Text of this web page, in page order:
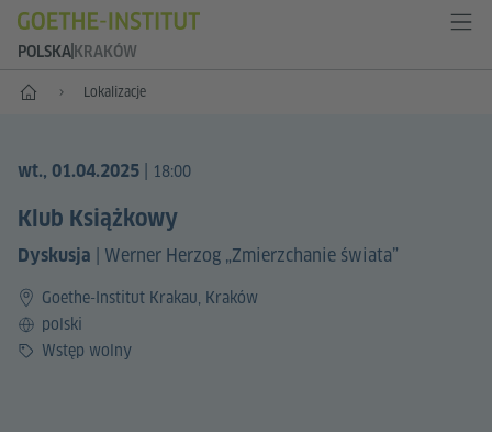
POLSKA KRAKÓW
Start Lokalizacje
wt., 01.04.2025 18:00
Klub Książkowy
Dyskusja | Werner Herzog „Zmierzchanie świata”
Goethe-Institut Krakau, Kraków
Językpolski
CenaWstęp wolny